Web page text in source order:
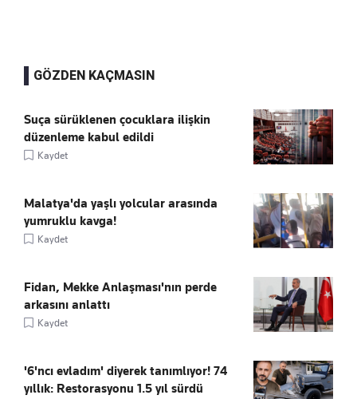
GÖZDEN KAÇMASIN
Suça sürüklenen çocuklara ilişkin
düzenleme kabul edildi
Kaydet
Malatya'da yaşlı yolcular arasında
yumruklu kavga!
Kaydet
Fidan, Mekke Anlaşması'nın perde
arkasını anlattı
Kaydet
'6'ncı evladım' diyerek tanımlıyor! 74
yıllık: Restorasyonu 1.5 yıl sürdü